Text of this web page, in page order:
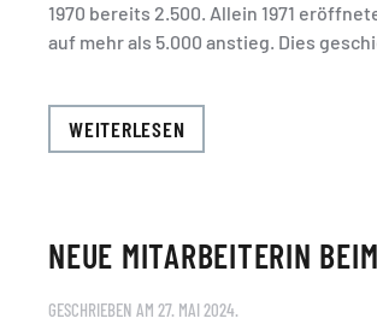
1970 bereits 2.500. Allein 1971
auf mehr als 5.000 anstieg. Dies
WEITERLESEN
NEUE MITARBEITERIN
GESCHRIEBEN AM 27. MAI 2024.